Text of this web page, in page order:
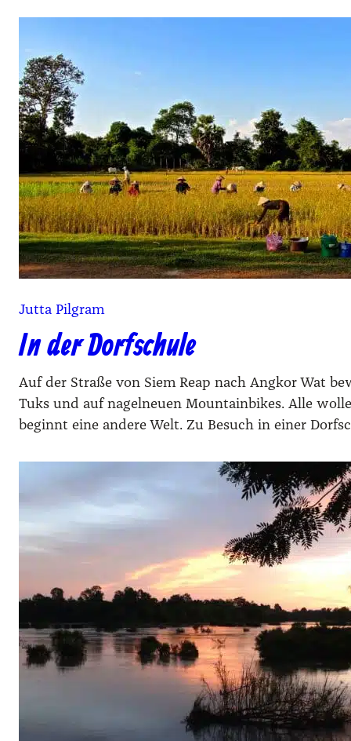
Jutta Pilgram
In der Dorfschule
Auf der Straße von Siem Reap nach Angkor Wat
Tuks und auf nagelneuen Mountainbikes. Alle
beginnt eine andere Welt. Zu Besuch in einer